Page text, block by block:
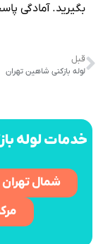
بگیرید. آمادگی
قبل
لوله بازکنی شاهین تهران
خدمات لوله
شمال تهران